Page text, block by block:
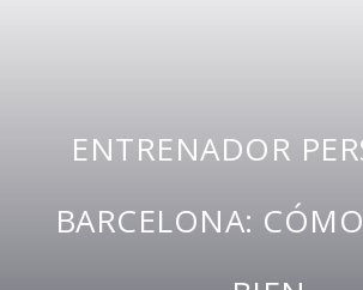
ENTRENADOR
BARCELONA: